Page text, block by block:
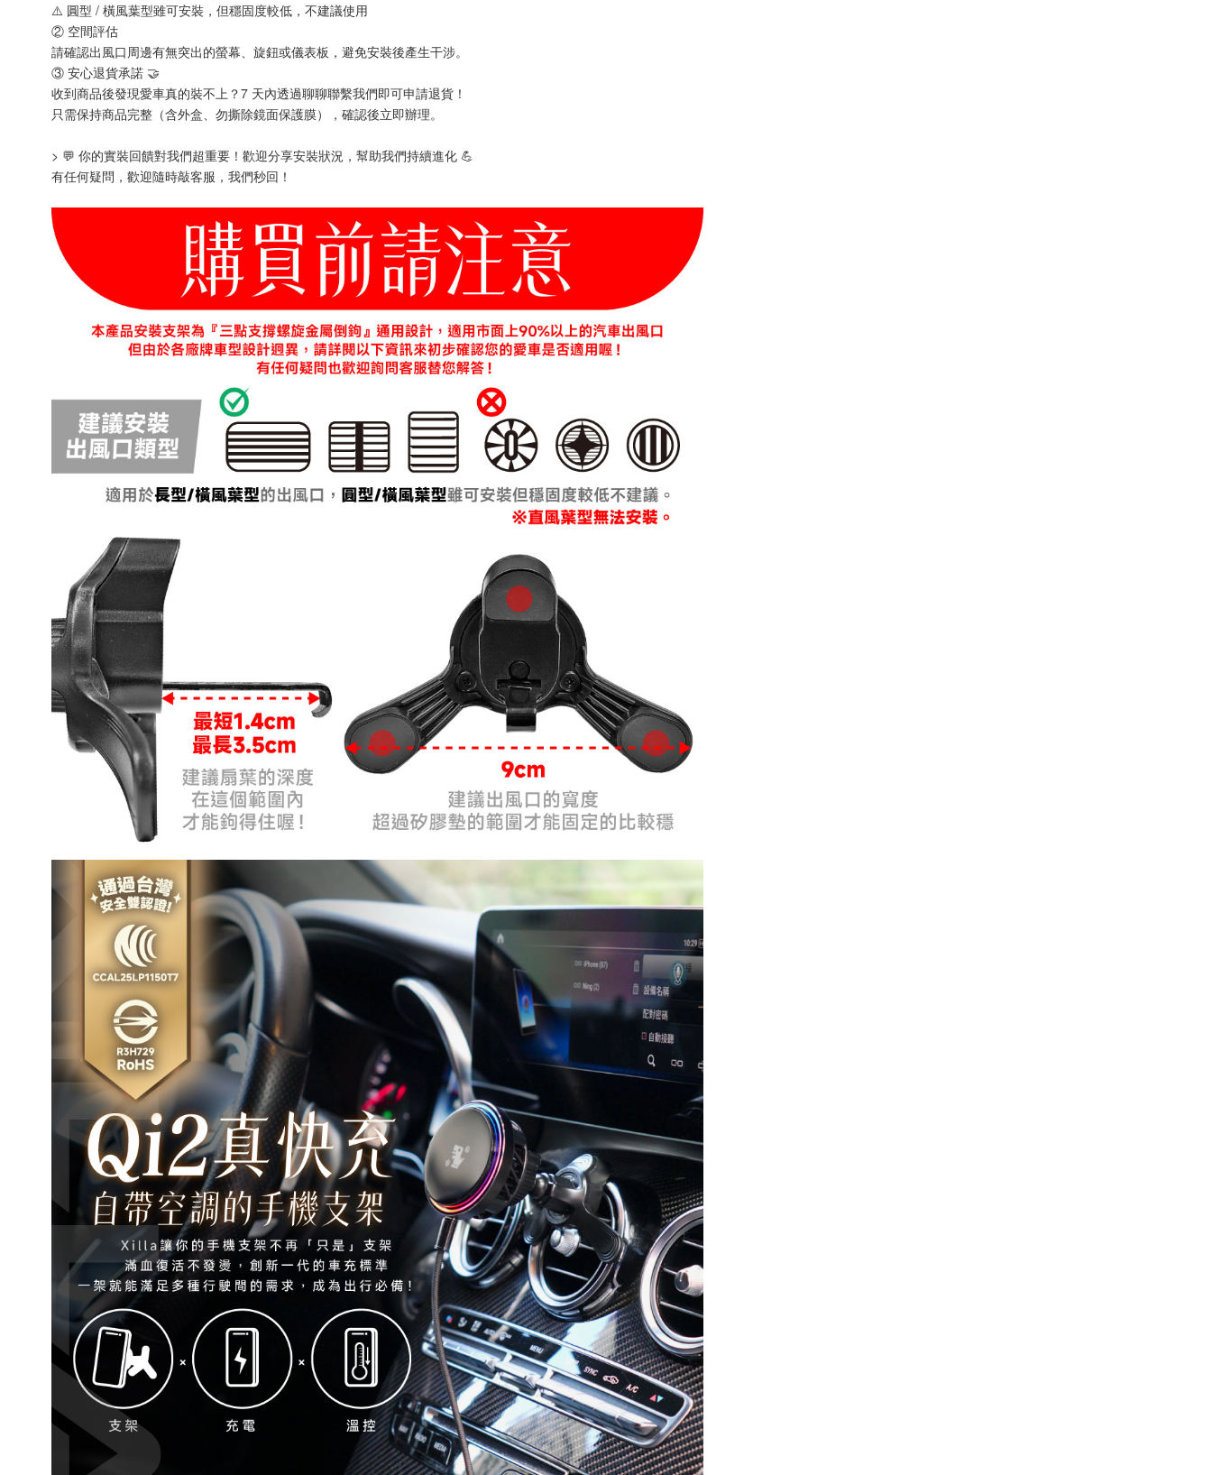
⚠️ 圓型 / 橫風葉型雖可安裝，但穩固度較低，不建議使用
② 空間評估
請確認出風口周邊有無突出的螢幕、旋鈕或儀表板，避免安裝後產生干涉。
③ 安心退貨承諾 🤝
收到商品後發現愛車真的裝不上？7 天內透過聊聊聯繫我們即可申請退貨！
只需保持商品完整（含外盒、勿撕除鏡面保護膜），確認後立即辦理。
> 💬 你的實裝回饋對我們超重要！歡迎分享安裝狀況，幫助我們持續進化 💪
有任何疑問，歡迎隨時敲客服，我們秒回！